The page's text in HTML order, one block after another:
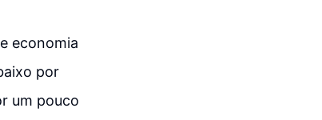
economia
por
um pouco